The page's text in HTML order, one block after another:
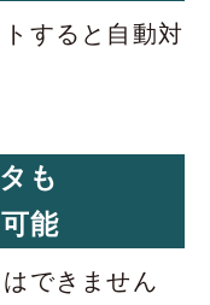
すると自動対
も
能
できません